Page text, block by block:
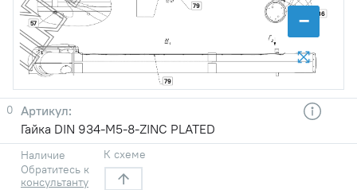
−
36
57
79
79
0
Гайка DIN 934-M5-8-ZINC PLATED
Наличие
Обратитесь к
консультанту
К схеме